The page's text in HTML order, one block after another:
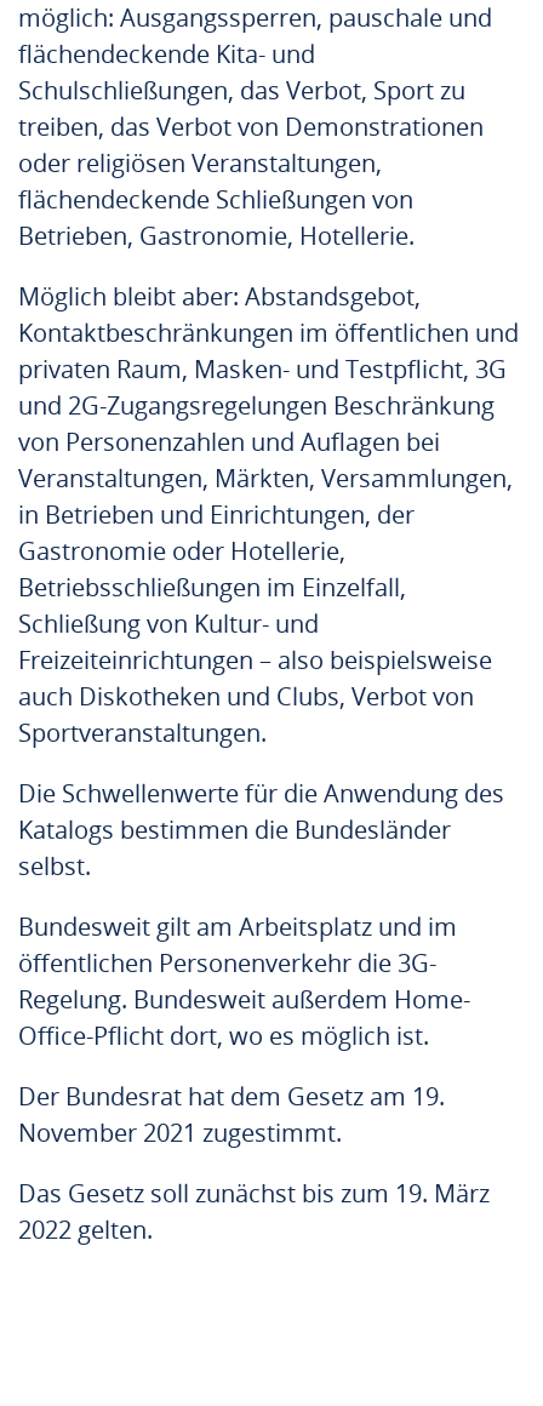
möglich: Ausgangssperren, pauschale und
flächendeckende Kita- und
Schulschließungen, das Verbot, Sport zu
treiben, das Verbot von Demonstrationen
oder religiösen Veranstaltungen,
flächendeckende Schließungen von
Betrieben, Gastronomie, Hotellerie.
Möglich bleibt aber: Abstandsgebot,
Kontaktbeschränkungen im öffentlichen und
privaten Raum, Masken- und Testpflicht, 3G
und 2G-Zugangsregelungen Beschränkung
von Personenzahlen und Auflagen bei
Veranstaltungen, Märkten, Versammlungen,
in Betrieben und Einrichtungen, der
Gastronomie oder Hotellerie,
Betriebsschließungen im Einzelfall,
Schließung von Kultur- und
Freizeiteinrichtungen – also beispielsweise
auch Diskotheken und Clubs, Verbot von
Sportveranstaltungen.
Die Schwellenwerte für die Anwendung des
Katalogs bestimmen die Bundesländer
selbst.
Bundesweit gilt am Arbeitsplatz und im
öffentlichen Personenverkehr die 3G-
Regelung. Bundesweit außerdem Home-
Office-Pflicht dort, wo es möglich ist.
Der Bundesrat hat dem Gesetz am 19.
November 2021 zugestimmt.
Das Gesetz soll zunächst bis zum 19. März
2022 gelten.